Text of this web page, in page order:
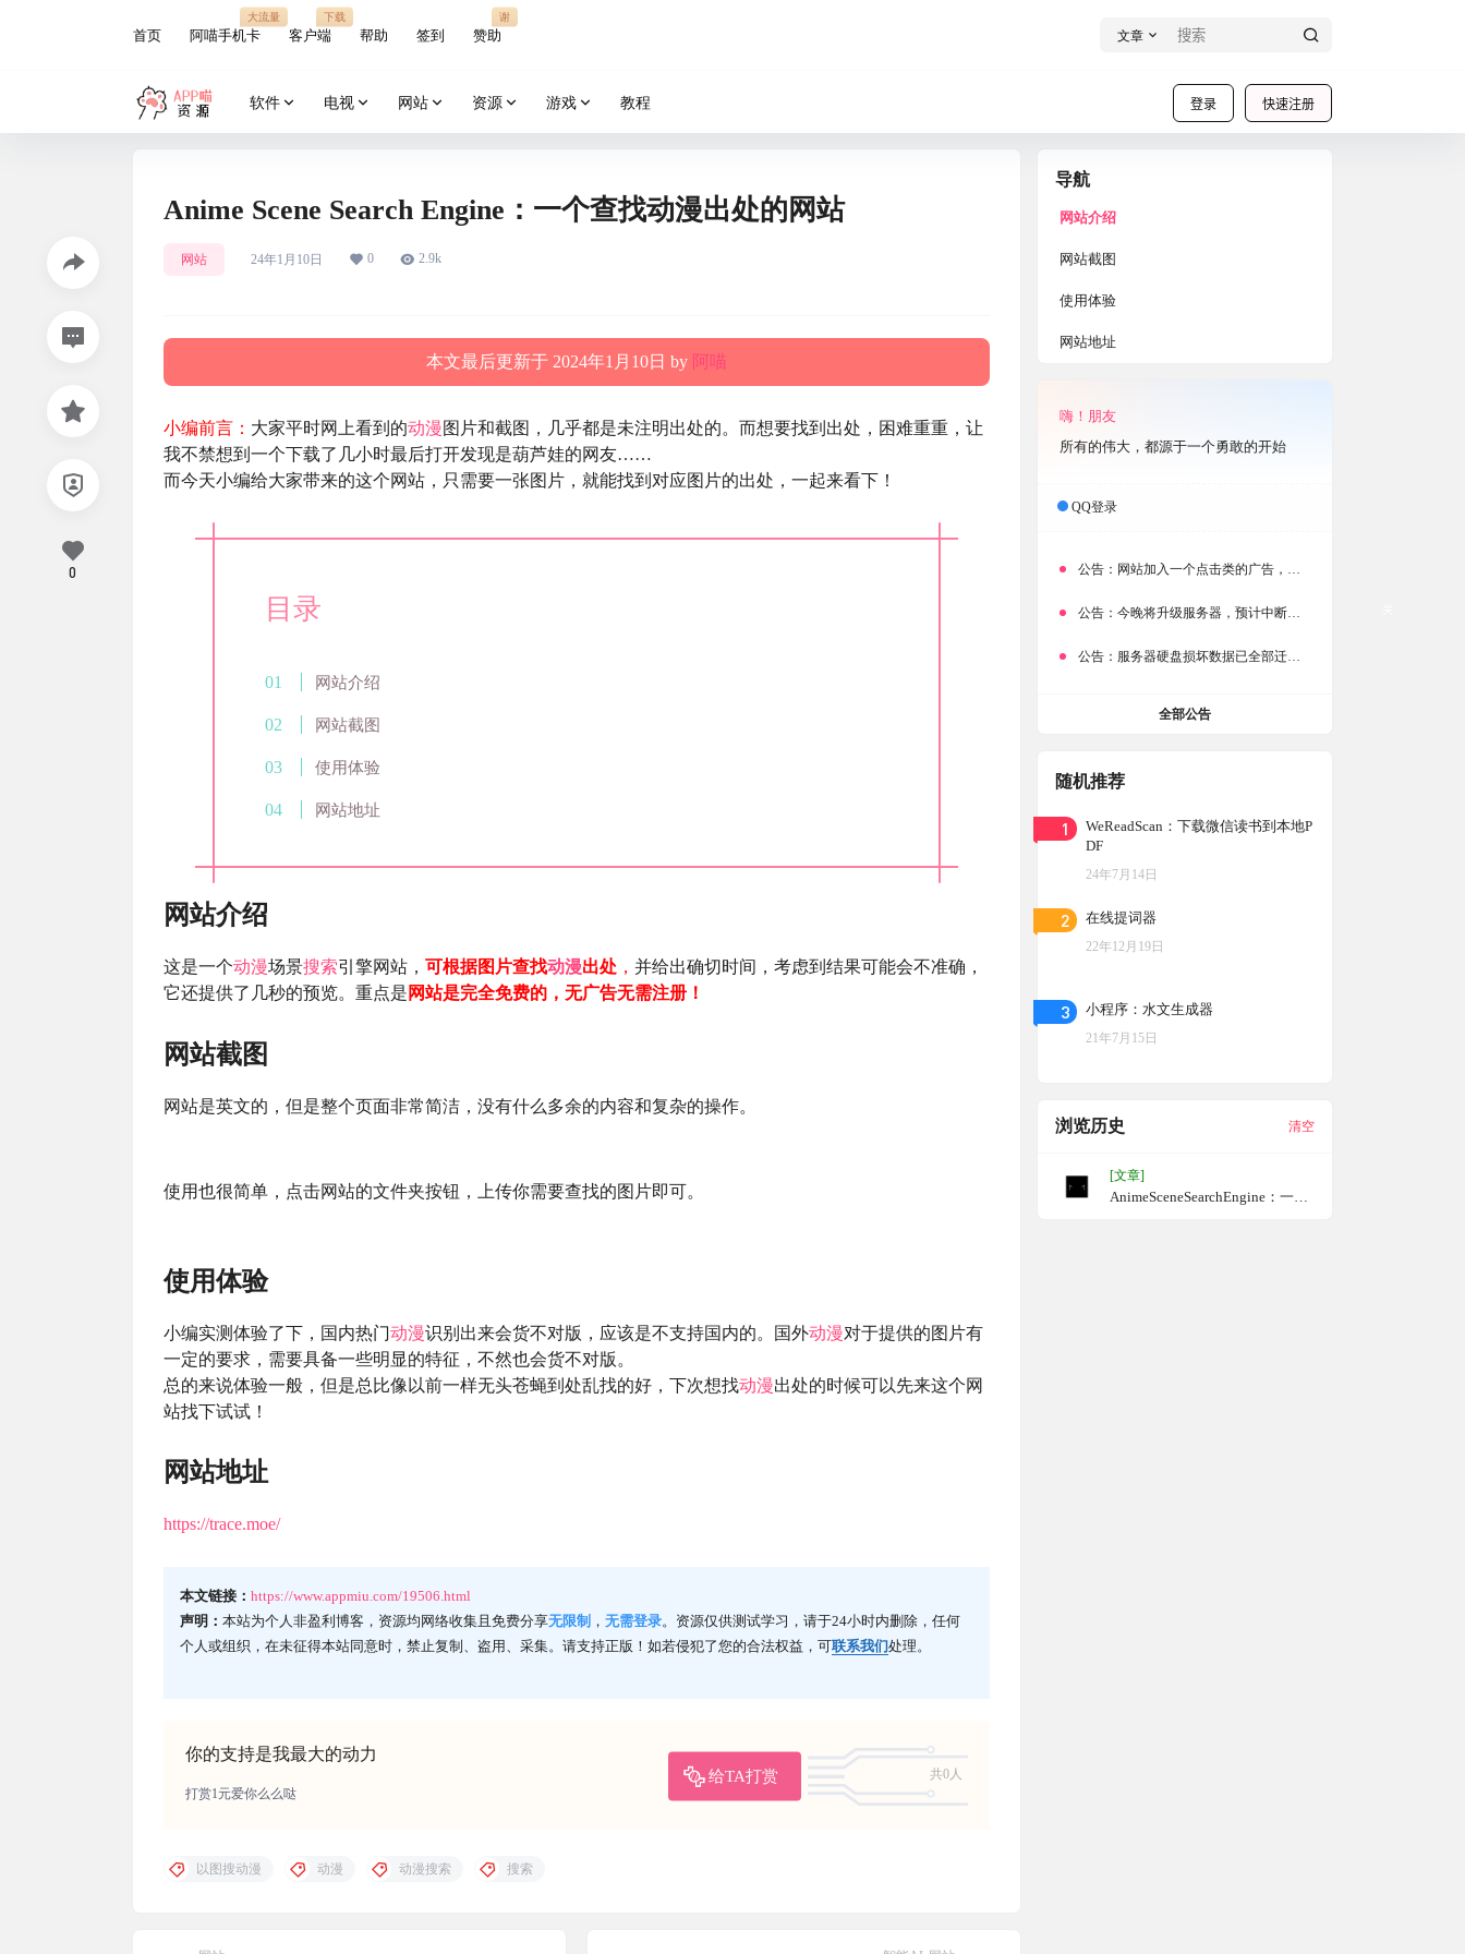
首页 阿喵手机卡
大流量
客户端
下载
帮助 签到 赞助
谢
文章
登录 快速注册
软件 电视 网站 资源 游戏 教程
Anime Scene Search Engine：一个查找动漫出处的网站
网站 24年1月10日 0 2.9k
本文最后更新于 2024年1月10日 by 阿喵
小编前言： 大家平时网上看到的动漫图片和截图，几乎都是未注明出处的。而想要找到出处，困难重重，让
我不禁想到一个下载了几小时最后打开发现是葫芦娃的网友……
而今天小编给大家带来的这个网站，只需要一张图片，就能找到对应图片的出处，一起来看下！
目录
网站介绍
网站截图
使用体验
网站地址
网站介绍
这是一个动漫场景搜索引擎网站， 可根据图片查找动漫出处 ， 并给出确切时间，考虑到结果可能会不准确，
它还提供了几秒的预览。重点是 网站是完全免费的，无广告无需注册！
网站截图
网站是英文的，但是整个页面非常简洁，没有什么多余的内容和复杂的操作。
使用也很简单，点击网站的文件夹按钮，上传你需要查找的图片即可。
使用体验
小编实测体验了下，国内热门动漫识别出来会货不对版，应该是不支持国内的。国外动漫对于提供的图片有
一定的要求，需要具备一些明显的特征，不然也会货不对版。
总的来说体验一般，但是总比像以前一样无头苍蝇到处乱找的好，下次想找动漫出处的时候可以先来这个网
站找下试试！
网站地址
https://trace.moe/
本文链接： https://www.appmiu.com/19506.html
声明： 本站为个人非盈利博客，资源均网络收集且免费分享无限制 ， 无需登录。资源仅供测试学习，请于24小时内删除，任何
个人或组织，在未征得本站同意时，禁止复制、盗用、采集。请支持正版！如若侵犯了您的合法权益，可联系我们处理。
你的支持是我最大的动力
给TA打赏
共0人
打赏1元爱你么么哒
0
以图搜动漫 动漫 动漫搜索 搜索
导航
网站介绍
网站截图
使用体验
网站地址
嗨！朋友
所有的伟大，都源于一个勇敢的开始
QQ登录
公告： 网站加入一个点击类的广告，大家点击下载按钮需要注意
公告： 今晚将升级服务器，预计中断时常为1分钟
公告： 服务器硬盘损坏数据已全部迁移备份，网站恢复完成！
全部公告
随机推荐
1
WeReadScan：下载微信读书到本地P
DF
24年7月14日
2 在线提词器
22年12月19日
3 小程序：水文生成器
21年7月15日
浏览历史 清空
[文章]
AnimeSceneSearchEngine：一个